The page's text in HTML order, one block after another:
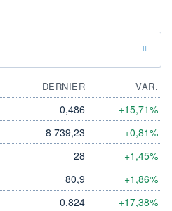
+ PORTEFEUILLE + LISTE
DERNIER
VAR.
0,486 +15,71%
8 739,23 +0,81%
28 +1,45%
80,9 +1,86%
0,824 +17,38%